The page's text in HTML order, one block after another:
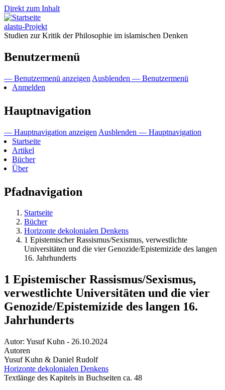
Direkt zum Inhalt
alastu-Projekt
Studien zur Kritik der Philosophie im islamischen Denken
Benutzermenü
— Benutzermenü anzeigen Ausblenden — Benutzermenü
Anmelden
Hauptnavigation
— Hauptnavigation anzeigen Ausblenden — Hauptnavigation
Startseite
Artikel
Bücher
Über
Pfadnavigation
Startseite
Bücher
Horizonte dekolonialen Denkens
1 Epistemischer Rassismus/Sexismus, verwestlichte
Universitäten und die vier Genozide/Epistemizide des langen
16. Jahrhunderts
1 Epistemischer Rassismus/Sexismus,
verwestlichte Universitäten und die vier
Genozide/Epistemizide des langen 16.
Jahrhunderts
Autor: Yusuf Kuhn - 26.10.2024
Autoren
Yusuf Kuhn & Daniel Rudolf
Horizonte dekolonialen Denkens
Textlänge des Kapitels in Buchseiten ca. 48